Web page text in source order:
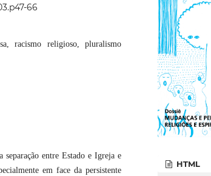
66
racismo religioso, pluralismo
entre Estado e Igreja e
em face da persistente
HTML